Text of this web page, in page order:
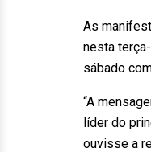
As
nesta
sábado
“A
líder do
ouvisse a